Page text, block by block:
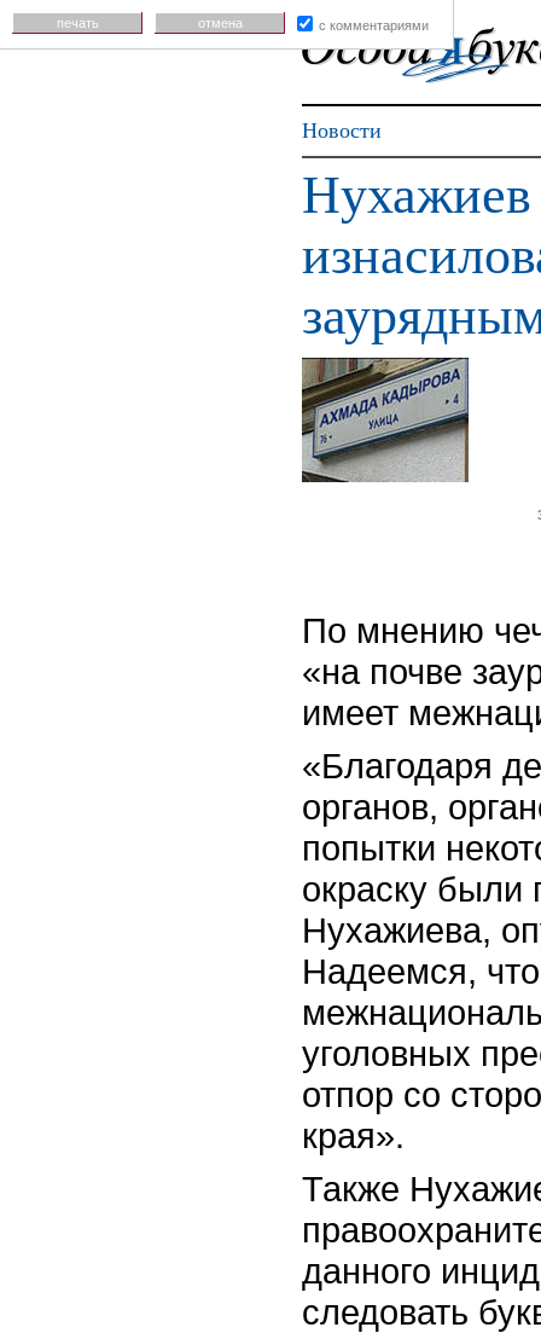
Новости
Нухажиев
По мнению
«на почве
имеет
«Благодаря
органов,
попытки
окраску были
Нухажиева,
Надеемся,
уголовных
отпор со
края».
Также
данного
следовать
печать отмена с комментариями